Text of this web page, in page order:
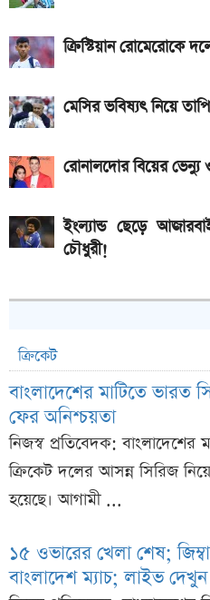
ক্রিস্টিয়ান রোমেরোকে
মেসির ভবিষ্যৎ নিয়ে
রোনালদোর বিয়ের
ইংল্যান্ড ছেড়ে
চৌধুরী!
ক্রিকেট
বাংলাদেশের মাটিতে ভারত
ফের অনিশ্চয়তা
নিজস্ব প্রতিবেদক: বাংলাদেশের
ক্রিকেট দলের আসন্ন সিরিজ
হয়েছে। আগামী ...
১৫ ওভারের খেলা শেষ;
বাংলাদেশ ম্যাচ; লাইভ